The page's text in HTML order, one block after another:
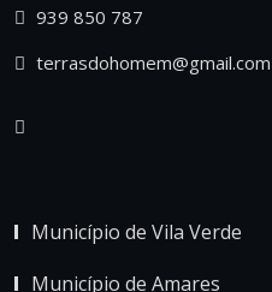
939 850 787
terrasdohomem@gmail.com
Município de Vila Verde
Município de Amares